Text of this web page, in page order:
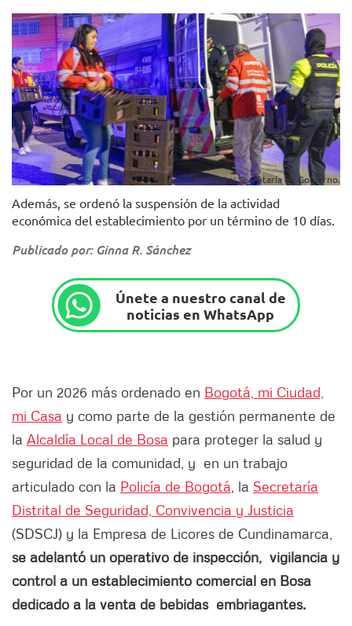
Foto: Secretaría de Gobierno.
Además, se ordenó la suspensión de la actividad
económica del establecimiento por un término de 10 días.
Publicado por: Ginna R. Sánchez
Únete a nuestro canal de
noticias en WhatsApp
Por un 2026 más ordenado en Bogotá, mi Ciudad,
mi Casa y como parte de la gestión permanente de
la Alcaldía Local de Bosa para proteger la salud y
seguridad de la comunidad, y en un trabajo
articulado con la Policía de Bogotá , la Secretaría
Distrital de Seguridad, Convivencia y Justicia
(SDSCJ) y la Empresa de Licores de Cundinamarca,
se adelantó un operativo de inspección, vigilancia y
control a un establecimiento comercial en Bosa
dedicado a la venta de bebidas embriagantes.